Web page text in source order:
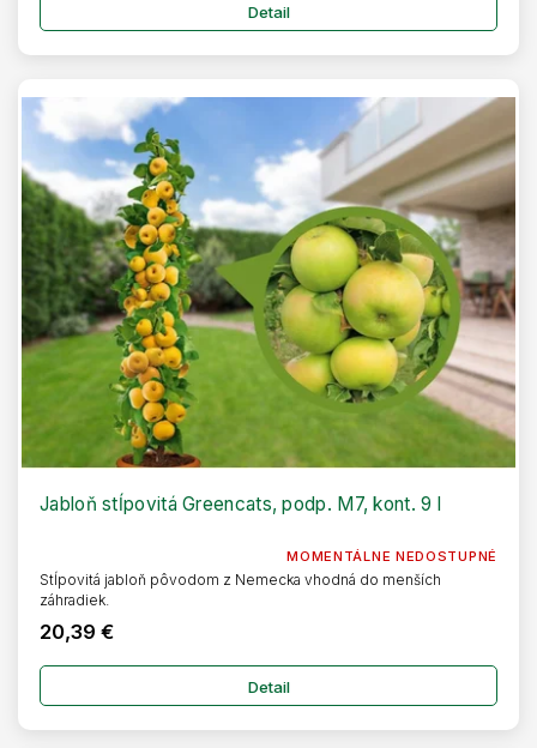
Detail
Jabloň stĺpovitá Greencats, podp. M7, kont. 9 l
MOMENTÁLNE NEDOSTUPNÉ
20,39 €
Detail
Stĺpovitá jabloň pôvodom z Nemecka vhodná do menších
záhradiek.